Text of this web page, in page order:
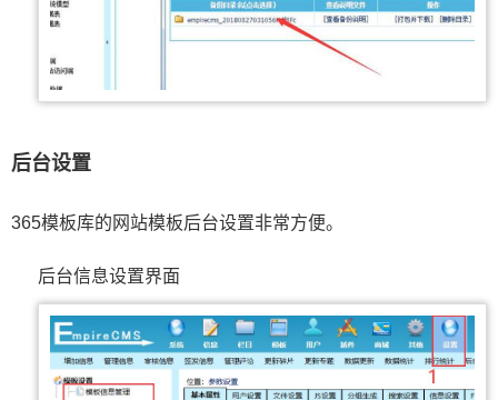
后台设置
365模板库的网站模板后台设置非常方便。
后台信息设置界面